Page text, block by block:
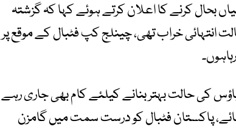
بحال کرنے کا اعلان کرتے ہوئے کہا کہ گزشتہ
انتہائی خراب تھی، چینلج کپ فٹبال کے موقع پر
کی حالت بہتر بنانے کیلئے کام بھی جاری رہے
پاکستان فٹبال کو درست سمت میں گامزن